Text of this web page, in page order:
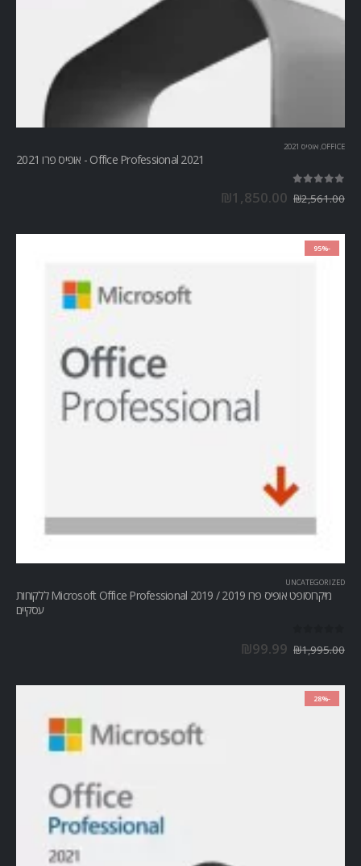
OFFICE
, אופיס 2021
Office Professional 2021 - אופיס פרו 2021
₪2,561.00
₪1,850.00
-95%
UNCATEGORIZED
מיקרוסופט אופיס פרו Microsoft Office Professional 2019 / 2019 ללקוחות
עסקיים
₪1,995.00
₪99.99
-28%